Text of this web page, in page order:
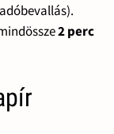
2 perc